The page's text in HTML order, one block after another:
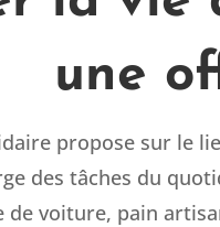
une
propose sur le
des tâches du
de voiture, pain